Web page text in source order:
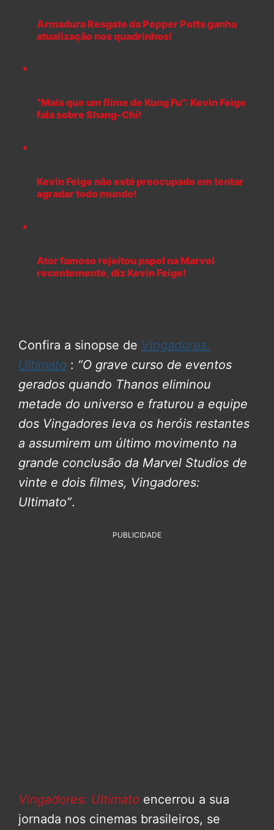
Armadura Resgate da Pepper Potts ganha
atualização nos quadrinhos!
“Mais que um filme de Kung Fu”: Kevin Feige
fala sobre Shang-Chi!
Kevin Feige não está preocupado em tentar
agradar todo mundo!
Ator famoso rejeitou papel na Marvel
recentemente, diz Kevin Feige!
Confira a sinopse de Vingadores:
Ultimato : “O grave curso de eventos
gerados quando Thanos eliminou
metade do universo e fraturou a equipe
dos Vingadores leva os heróis restantes
a assumirem um último movimento na
grande conclusão da Marvel Studios de
vinte e dois filmes, Vingadores:
Ultimato”.
PUBLICIDADE
Vingadores: Ultimato encerrou a sua
jornada nos cinemas brasileiros, se